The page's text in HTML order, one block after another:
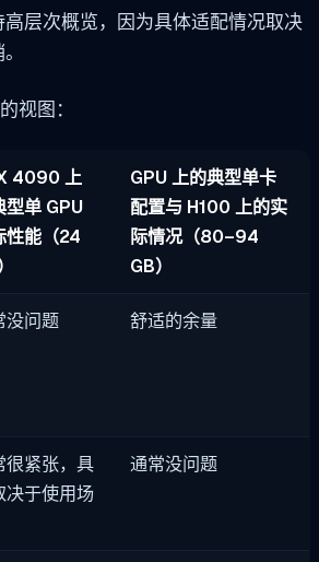
层次概览，因为具体适配情况取决
视图：
4090 上
型单 GPU
性能（24
GPU 上的典型单卡
配置与 H100 上的实
际情况（80–94
GB）
没问题 舒适的余量
很紧张，具
决于使用场
通常没问题